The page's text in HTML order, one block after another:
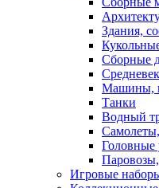
Здания,
Сборные
Машины,
Танки
Водный
Головные
Игровые